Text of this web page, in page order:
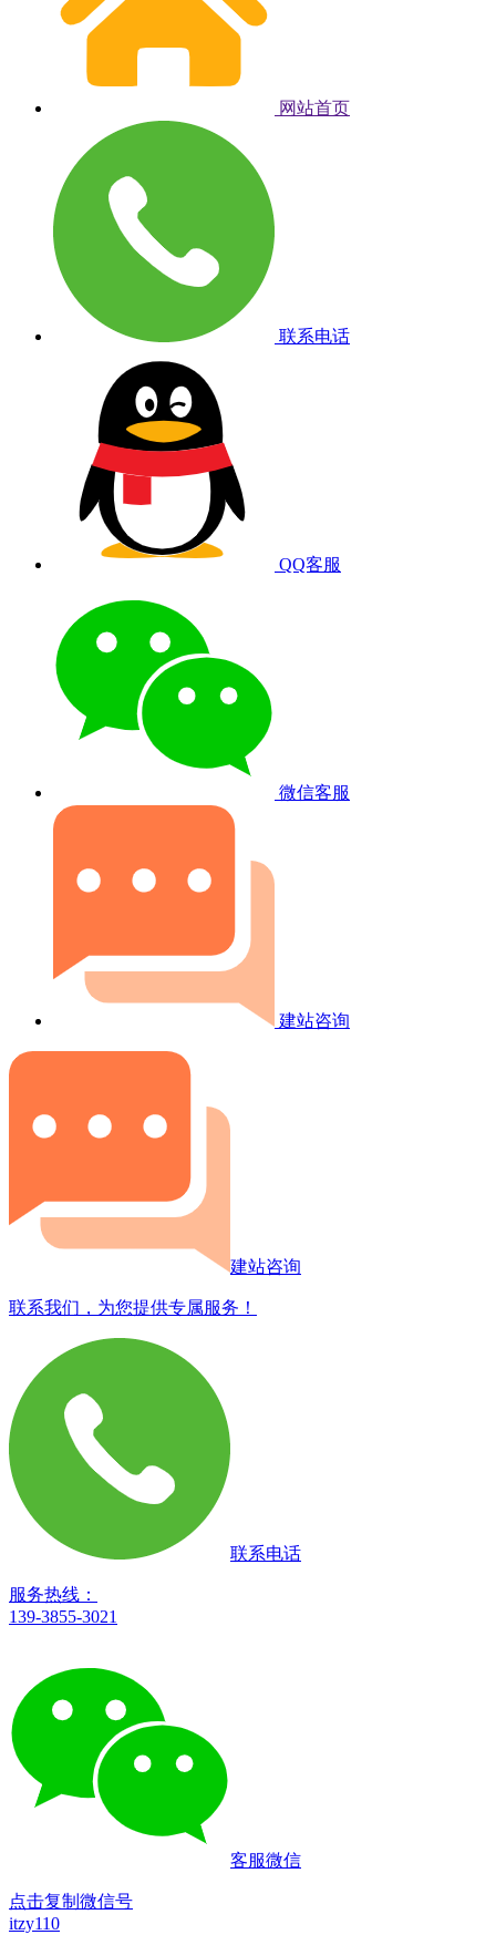
网站首页
联系电话
QQ客服
微信客服
建站咨询
建站咨询
联系我们，为您提供专属服务！
联系电话
服务热线：
139-3855-3021
客服微信
点击复制微信号
itzy110